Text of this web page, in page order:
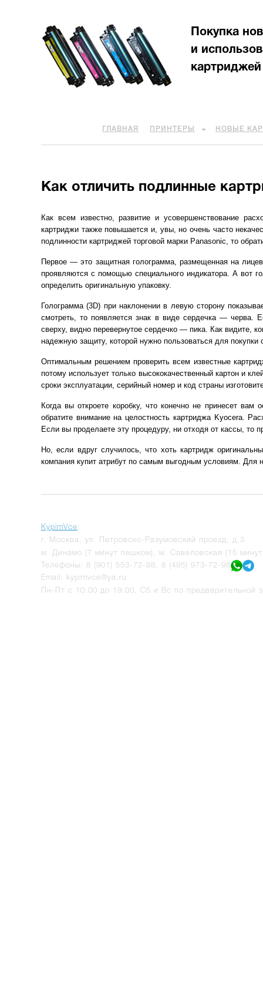
Покупка
и
картриджей
ГЛАВНАЯ ПРИНТЕРЫ НОВЫЕ
Как отличить подлинные
Как всем известно, развитие и усовершенствование
картриджи также повышается и, увы, но очень часто
подлинности картриджей торговой марки Panasonic, то
Первое — это защитная голограмма, размещенная на
проявляются с помощью специального индикатора. А вот
определить оригинальную упаковку.
Голограмма (3D) при наклонении в левую сторону
смотреть, то появляется знак в виде сердечка — черва.
сверху, видно перевернутое сердечко — пика. Как видите,
надежную защиту, которой нужно пользоваться для покупки
Оптимальным решением проверить всем известные
потому использует только высококачественный картон и
сроки эксплуатации, серийный номер и код страны
Когда вы откроете коробку, что конечно не принесет
обратите внимание на целостность картриджа Kyocera.
Если вы проделаете эту процедуру, ни отходя от кассы,
Но, если вдруг случилось, что хоть картридж
компания купит атрибут по самым выгодным условиям. Для
KypimVce:
г.
Москва
ул. Петровско-Разумовский проезд, д.3
м. Динамо (7 минут пешком), м. Савеловская (15
Телефоны: 8 (901) 553-72-98
8 (495) 973-72-98
Email: kypimvce@ya.ru
Пн-Пт с 10:00 до 19:00, Сб и Вс по предварительной